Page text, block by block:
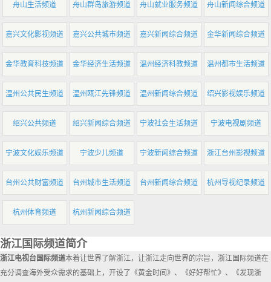
舟山生活频道 舟山群岛旅游频道 舟山就业服务频道 舟山新闻综合频道
嘉兴文化影视频道 嘉兴公共城市频道 嘉兴新闻综合频道 金华新闻综合频道
金华教育科技频道 金华经济生活频道 温州经济科教频道 温州都市生活频道
温州公共民生频道 温州瓯江先锋频道 温州新闻综合频道 绍兴影视娱乐频道
绍兴公共频道 绍兴新闻综合频道 宁波社会生活频道 宁波电视剧频道
宁波文化娱乐频道 宁波少儿频道 宁波新闻综合频道 浙江台州影视频道
台州公共财富频道 台州城市生活频道 台州新闻综合频道 杭州导视纪录频道
杭州体育频道 杭州新闻综合频道
浙江国际频道简介
浙江电视台国际频道本着让世界了解浙江，让浙江走向世界的宗旨，浙江国际频道在
充分调查海外受众需求的基础上，开设了《黄金时间》、《好好帮忙》、《发现浙